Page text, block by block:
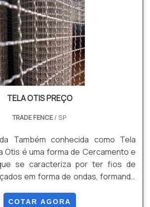
condomínios ou em outros
TELA OTIS PREÇO
TRADE FENCE/ SP
Também conhecida como Tela
Otis é uma forma de Cercamento e
se caracteriza por ter fios de
de ondas, formando
conforme sua necessidade,
COTAR AGORA